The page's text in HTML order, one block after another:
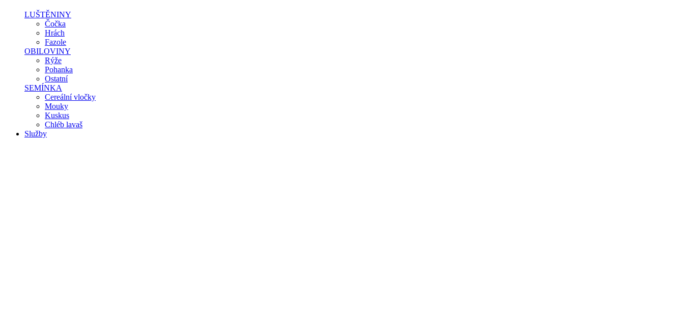
LUŠTĚNINY
Čočka
Hrách
Fazole
OBILOVINY
Rýže
Pohanka
Ostatní
SEMÍNKA
Cereální vločky
Mouky
Kuskus
Chléb lavaš
Služby